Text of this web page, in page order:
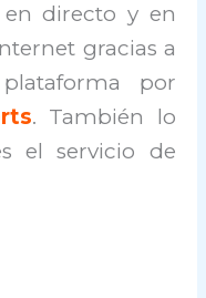
directo y en
gracias a
por
. También lo
el servicio de